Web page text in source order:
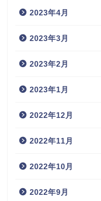
2023年4月
2023年3月
2023年2月
2023年1月
2022年12月
2022年11月
2022年10月
2022年9月